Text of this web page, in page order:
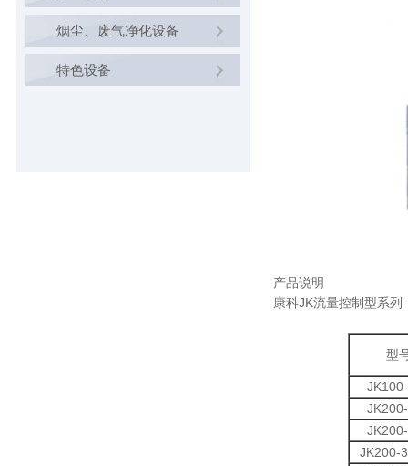
烟尘、废气净化设备
特色设备
产品说明
康科JK流量控制型系列
型
JK200-